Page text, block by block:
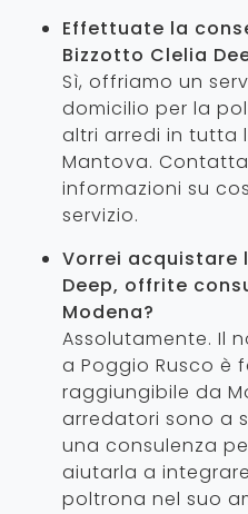
Effettuate la
Bizzotto Clelia
Sì, offriamo un
domicilio per la
altri arredi in tutta
Mantova.
informazioni su
servizio.
Vorrei acquistare
Deep, offrite
Modena?
Assolutamente. Il
a Poggio Rusco è
raggiungibile da
arredatori sono a
una consulenza
aiutarla a
poltrona nel suo